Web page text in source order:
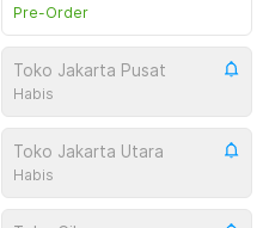
Pre-Order
Toko Jakarta Pusat
Habis
Toko Jakarta Utara
Habis